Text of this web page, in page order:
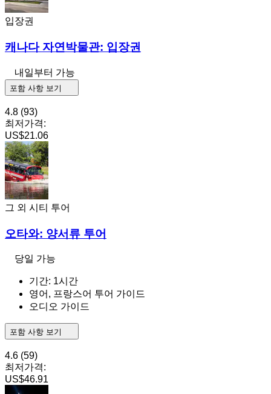
입장권
캐나다 자연박물관: 입장권
내일부터 가능
포함 사항 보기
4.8 (93)
최저가격:
US$21.06
그 외 시티 투어
오타와: 양서류 투어
당일 가능
기간: 1시간
영어, 프랑스어 투어 가이드
오디오 가이드
포함 사항 보기
4.6 (59)
최저가격:
US$46.91